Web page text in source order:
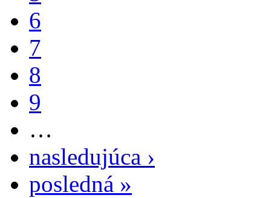
6
7
8
9
…
nasledujúca ›
posledná »